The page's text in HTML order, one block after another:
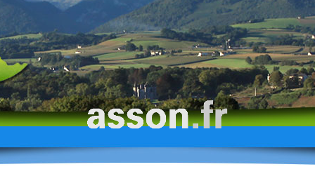
VIE LOCALE
ENFANCE
TOURISME
HISTOIRE